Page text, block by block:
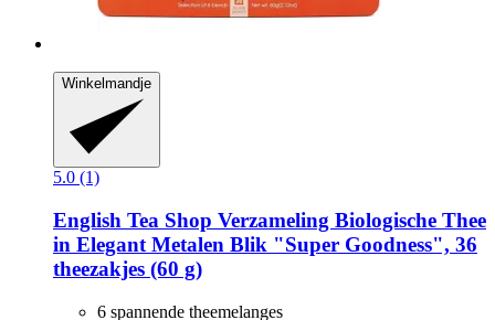
Winkelmandje
5.0 (1)
English Tea Shop Verzameling Biologische Thee
in Elegant Metalen Blik "Super Goodness", 36
theezakjes (60 g)
6 spannende theemelanges